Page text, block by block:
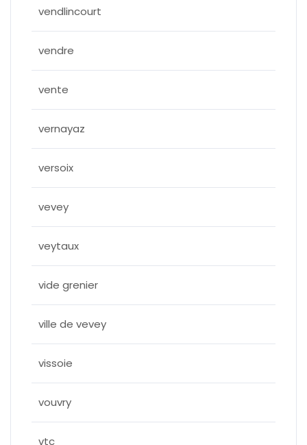
vendlincourt
vendre
vente
vernayaz
versoix
vevey
veytaux
vide grenier
ville de vevey
vissoie
vouvry
vtc